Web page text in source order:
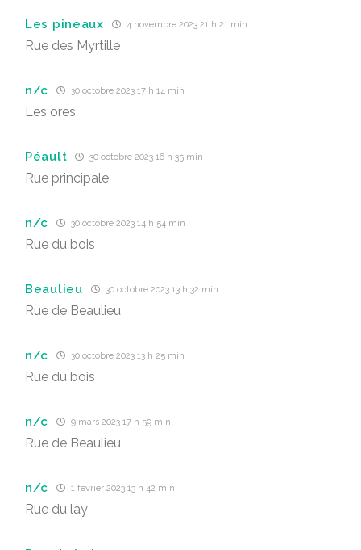
Les pineaux 4 novembre 2023 21 h 21 min
Rue des Myrtille
n/c 30 octobre 2023 17 h 14 min
Les ores
Péault 30 octobre 2023 16 h 35 min
Rue principale
n/c 30 octobre 2023 14 h 54 min
Rue du bois
Beaulieu 30 octobre 2023 13 h 32 min
Rue de Beaulieu
n/c 30 octobre 2023 13 h 25 min
Rue du bois
n/c 9 mars 2023 17 h 59 min
Rue de Beaulieu
n/c 1 février 2023 13 h 42 min
Rue du lay